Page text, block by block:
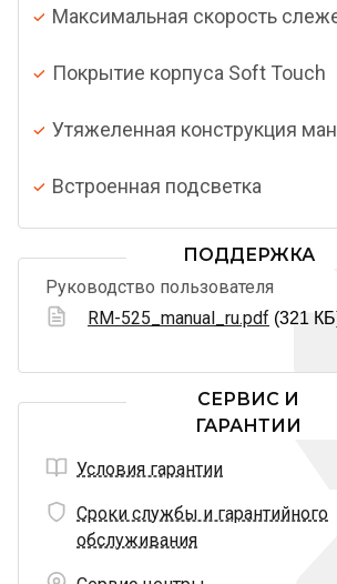
Максимальная скорость
Покрытие корпуса Soft Touch
Утяжеленная конструкция
Встроенная подсветка
ПОДДЕРЖКА
Руководство пользователя
RM-525_manual_ru.pdf (321
СЕРВИС И
ГАРАНТИИ
Условия гарантии
Сроки службы и гарантийного
обслуживания